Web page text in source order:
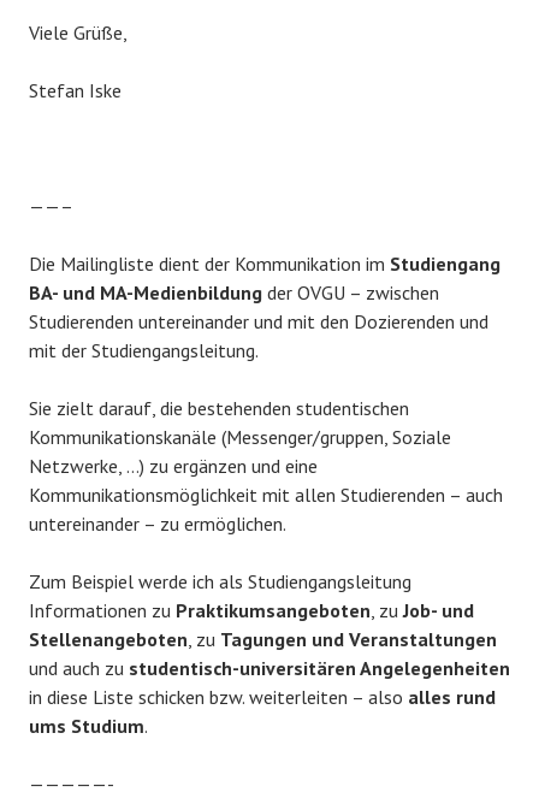
Viele Grüße,
Stefan Iske
——–
Die Mailingliste dient der Kommunikation im Studiengang
BA- und MA-Medienbildung der OVGU – zwischen
Studierenden untereinander und mit den Dozierenden und
mit der Studiengangsleitung.
Sie zielt darauf, die bestehenden studentischen
Kommunikationskanäle (Messenger/gruppen, Soziale
Netzwerke, …) zu ergänzen und eine
Kommunikationsmöglichkeit mit allen Studierenden – auch
untereinander – zu ermöglichen.
Zum Beispiel werde ich als Studiengangsleitung
Informationen zu Praktikumsangeboten , zuJob- und
Stellenangeboten , zu Tagungen und Veranstaltungen
und auch zu studentisch-universitären Angelegenheiten
in diese Liste schicken bzw. weiterleiten – also alles rund
ums Studium.
—————-